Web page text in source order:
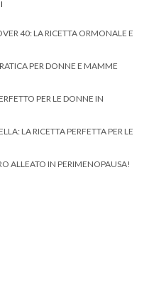
40: LA RICETTA ORMONALE E
PER DONNE E MAMME
PER LE DONNE IN
LA RICETTA PERFETTA PER LE
ALLEATO IN PERIMENOPAUSA!